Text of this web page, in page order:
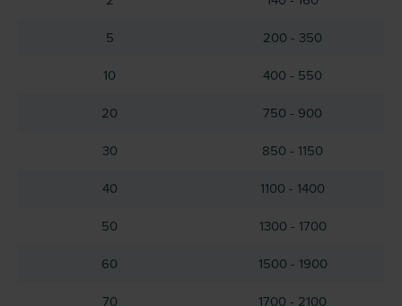
5
200 - 350
10
400 - 550
20
750 - 900
30
850 - 1150
40
1100 - 1400
50
1300 - 1700
60
1500 - 1900
70
1700 - 2100